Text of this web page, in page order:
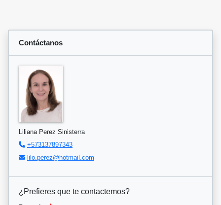
Contáctanos
Liliana Perez Sinisterra
+573137897343
lilo.perez@hotmail.com
¿Prefieres que te contactemos?